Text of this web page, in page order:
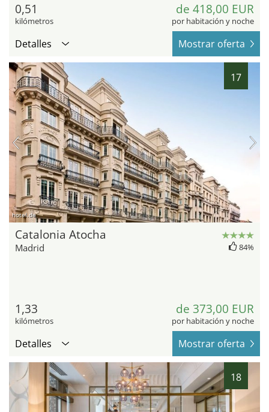
0,51
kilómetros
de 418,00 EUR
por habitación y noche
Detalles Mostrar oferta
17
hotel.de
Catalonia Atocha
Madrid 84%
1,33
kilómetros
de 373,00 EUR
por habitación y noche
Detalles Mostrar oferta
18